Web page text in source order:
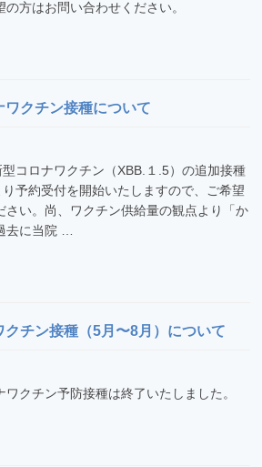
方はお問い合わせください。
クチン接種について
コロナワクチン（XBB.１.5）の追加接種
予約受付を開始いたしますので、ご希望
さい。尚、ワクチン供給量の観点より「か
去に当院 …
チン接種（5月〜8月）について
クチン予防接種は終了いたしました。